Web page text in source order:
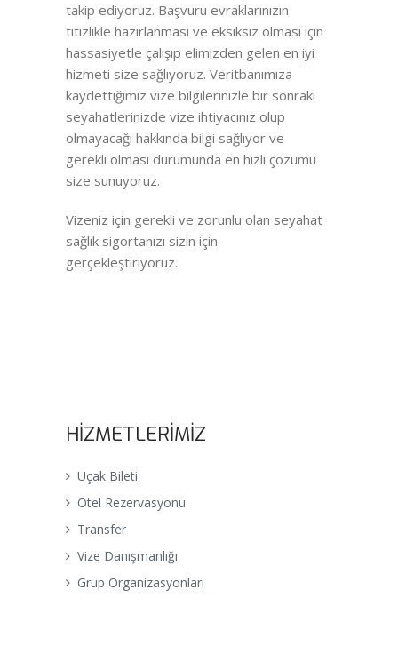
takip ediyoruz. Başvuru evraklarınızın
titizlikle hazırlanması ve eksiksiz olması için
hassasiyetle çalışıp elimizden gelen en iyi
hizmeti size sağlıyoruz. Veritbanımıza
kaydettiğimiz vize bilgilerinizle bir sonraki
seyahatlerinizde vize ihtiyacınız olup
olmayacağı hakkında bilgi sağlıyor ve
gerekli olması durumunda en hızlı çözümü
size sunuyoruz.
Vizeniz için gerekli ve zorunlu olan seyahat
sağlık sigortanızı sizin için
gerçekleştiriyoruz.
HİZMETLERİMİZ
Uçak Bileti
Otel Rezervasyonu
Transfer
Vize Danışmanlığı
Grup Organizasyonları